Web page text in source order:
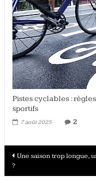
Pistes cyclables :
sportifs
7 août 2025 2
Navigation
des
Une saison trop longue,
?